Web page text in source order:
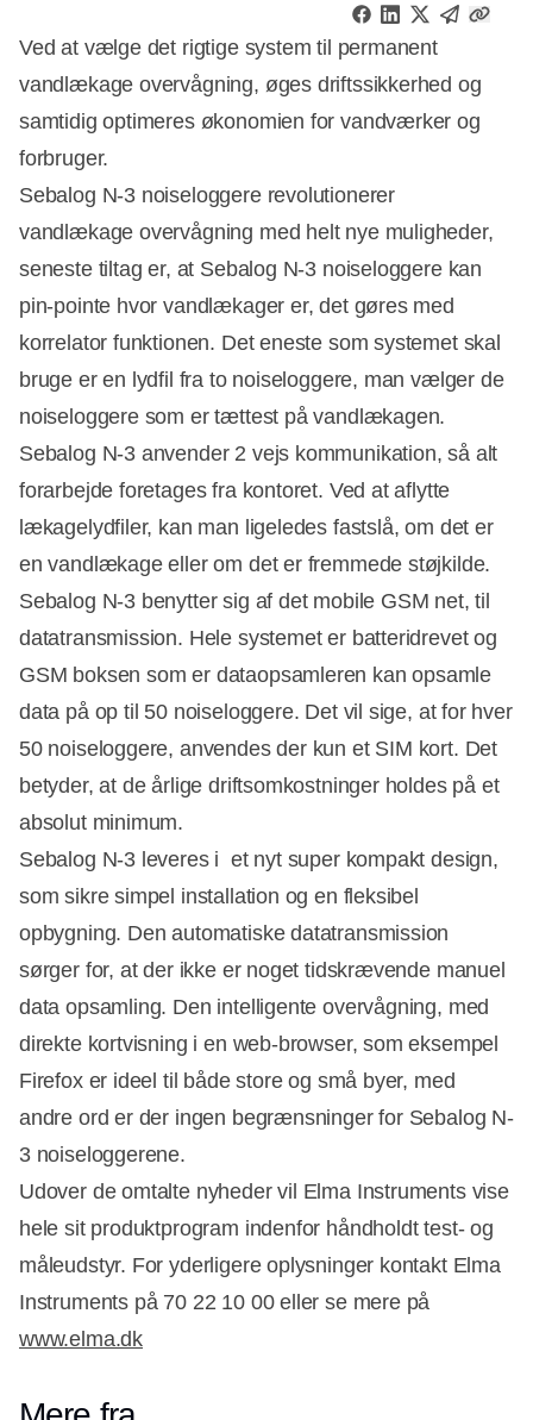
Ved at vælge det rigtige system til permanent
vandlækage overvågning, øges driftssikkerhed og
samtidig optimeres økonomien for vandværker og
forbruger.
Sebalog N-3 noiseloggere revolutionerer
vandlækage overvågning med helt nye muligheder,
seneste tiltag er, at Sebalog N-3 noiseloggere kan
pin-pointe hvor vandlækager er, det gøres med
korrelator funktionen. Det eneste som systemet skal
bruge er en lydfil fra to noiseloggere, man vælger de
noiseloggere som er tættest på vandlækagen.
Sebalog N-3 anvender 2 vejs kommunikation, så alt
forarbejde foretages fra kontoret. Ved at aflytte
lækagelydfiler, kan man ligeledes fastslå, om det er
en vandlækage eller om det er fremmede støjkilde.
Sebalog N-3 benytter sig af det mobile GSM net, til
datatransmission. Hele systemet er batteridrevet og
GSM boksen som er dataopsamleren kan opsamle
data på op til 50 noiseloggere. Det vil sige, at for hver
50 noiseloggere, anvendes der kun et SIM kort. Det
betyder, at de årlige driftsomkostninger holdes på et
absolut minimum.
Sebalog N-3 leveres i et nyt super kompakt design,
som sikre simpel installation og en fleksibel
opbygning. Den automatiske datatransmission
sørger for, at der ikke er noget tidskrævende manuel
data opsamling. Den intelligente overvågning, med
direkte kortvisning i en web-browser, som eksempel
Firefox er ideel til både store og små byer, med
andre ord er der ingen begrænsninger for Sebalog N-
3 noiseloggerene.
Udover de omtalte nyheder vil Elma Instruments vise
hele sit produktprogram indenfor håndholdt test- og
måleudstyr. For yderligere oplysninger kontakt Elma
Instruments på 70 22 10 00 eller se mere på
www.elma.dk